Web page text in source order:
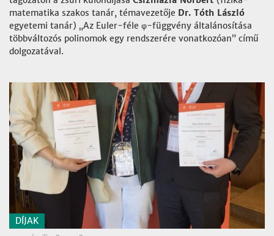
matematika szakos tanár, témavezetője Dr. Tóth László
egyetemi tanár) „Az Euler-féle φ-függvény általánosítása
többváltozós polinomok egy rendszerére vonatkozóan” című
dolgozatával.
DÍJAK